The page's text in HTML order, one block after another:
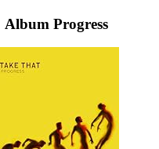
Album Progress